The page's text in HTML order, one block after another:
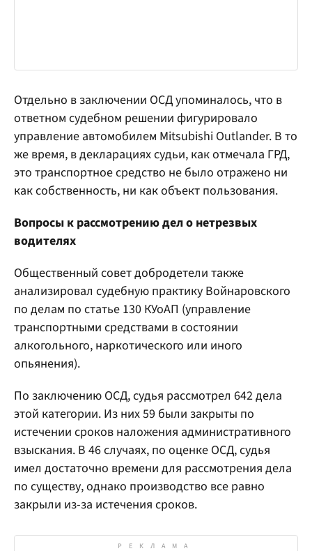
Отдельно в заключении ОСД упоминалось, что в
ответном судебном решении фигурировало
управление автомобилем Mitsubishi Outlander. В то
же время, в декларациях судьи, как отмечала ГРД,
это транспортное средство не было отражено ни
как собственность, ни как объект пользования.
Вопросы к рассмотрению дел о нетрезвых
водителях
Общественный совет добродетели также
анализировал судебную практику Войнаровского
по делам по статье 130 КУоАП (управление
транспортными средствами в состоянии
алкогольного, наркотического или иного
опьянения).
По заключению ОСД, судья рассмотрел 642 дела
этой категории. Из них 59 были закрыты по
истечении сроков наложения административного
взыскания. В 46 случаях, по оценке ОСД, судья
имел достаточно времени для рассмотрения дела
по существу, однако производство все равно
закрыли из-за истечения сроков.